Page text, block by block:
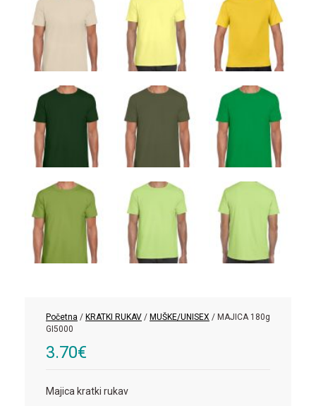
Početna / KRATKI RUKAV / MUŠKE/UNISEX / MAJICA 180g
GI5000
3.70€
Majica kratki rukav